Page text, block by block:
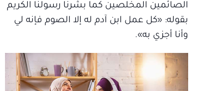
الصائمين المخلصين كما بشرنا رسولنا الكريم
بقوله: «كل عمل ابن آدم له إلا الصوم فإنه لي
وأنا أجزي به».